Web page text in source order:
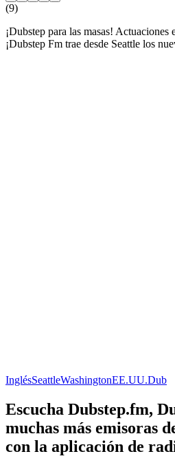
(9)
¡Dubstep para las masas! Actuaciones
¡Dubstep Fm trae desde Seattle los
InglésSeattleWashingtonEE.UU.Dub
Escucha Dubstep.fm,
muchas más emisoras
con la aplicación de